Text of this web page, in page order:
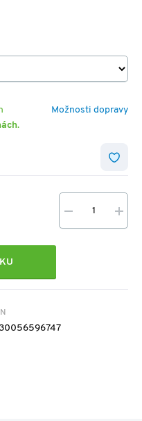
Možnosti dopravy
.